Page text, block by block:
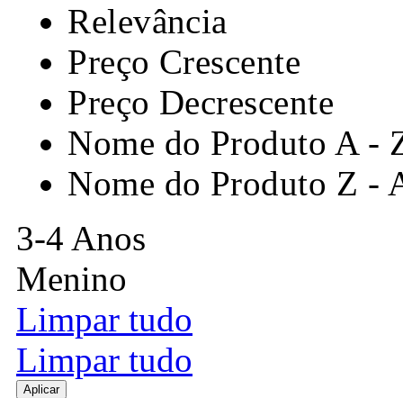
Relevância
Preço Crescente
Preço Decrescente
Nome do Produto A -
Nome do Produto Z -
3-4 Anos
Menino
Limpar tudo
Limpar tudo
Aplicar